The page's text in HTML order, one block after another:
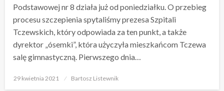
Podstawowej nr 8 działa już od poniedziałku. O przebieg
procesu szczepienia spytaliśmy prezesa Szpitali
Tczewskich, który odpowiada za ten punkt, a także
dyrektor „ósemki”, która użyczyła mieszkańcom Tczewa
salę gimnastyczną. Pierwszego dnia…
Opublikowane
29 kwietnia 2021 Bartosz Listewnik